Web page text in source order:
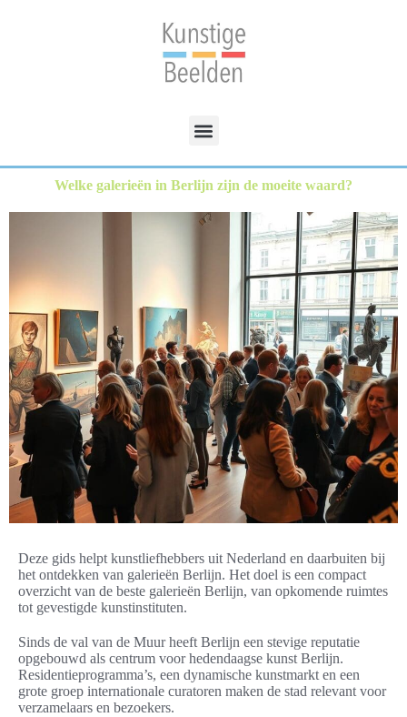
Welke galerieën in Berlijn zijn de moeite waard?
Deze gids helpt kunstliefhebbers uit Nederland en daarbuiten bij
het ontdekken van galerieën Berlijn. Het doel is een compact
overzicht van de beste galerieën Berlijn, van opkomende ruimtes
tot gevestigde kunstinstituten.
Sinds de val van de Muur heeft Berlijn een stevige reputatie
opgebouwd als centrum voor hedendaagse kunst Berlijn.
Residentieprogramma’s, een dynamische kunstmarkt en een
grote groep internationale curatoren maken de stad relevant voor
verzamelaars en bezoekers.